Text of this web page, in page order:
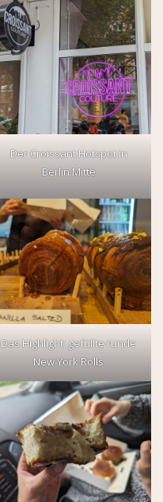
Der Croissant Hotspot in
Berlin Mitte
Das Highlight: gefüllte runde
New York Rolls